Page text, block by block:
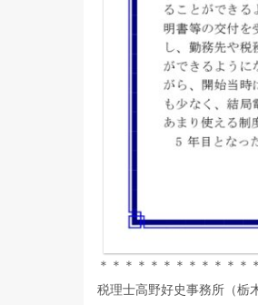
＊＊＊＊＊＊＊＊＊＊＊＊
税理士高野好史事務所（栃